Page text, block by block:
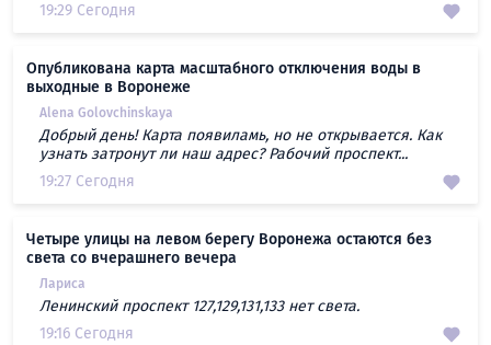
19:29 Сегодня
Опубликована карта масштабного отключения воды в
выходные в Воронеже
Alena Golovchinskaya
Добрый день! Карта появиламь, но не открывается. Как
узнать затронут ли наш адрес? Рабочий проспект...
19:27 Сегодня
Четыре улицы на левом берегу Воронежа остаются без
света со вчерашнего вечера
Лариса
Ленинский проспект 127,129,131,133 нет света.
19:16 Сегодня